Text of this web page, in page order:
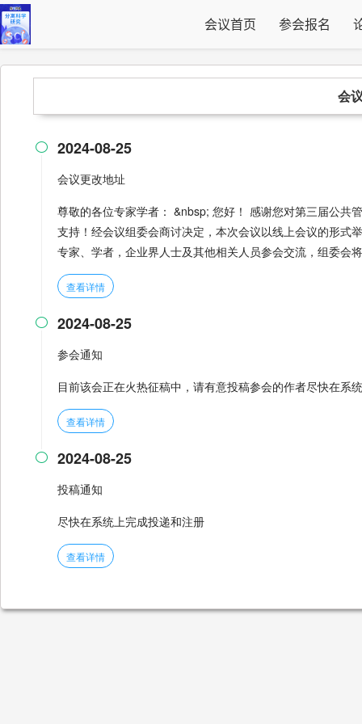
会议首页 参会报名
会
 2024-08-25
会议更改地址
尊敬的各位专家学者： &nbsp; 您好！ 感谢您对第三届公共
支持！经会议组委会商讨决定，本次会议以线上会议的形式
专家、学者，企业界人士及其他相关人员参会交流，组委会
查看详情
 2024-08-25
参会通知
目前该会正在火热征稿中，请有意投稿参会的作者尽快在系
查看详情
 2024-08-25
投稿通知
尽快在系统上完成投递和注册
查看详情